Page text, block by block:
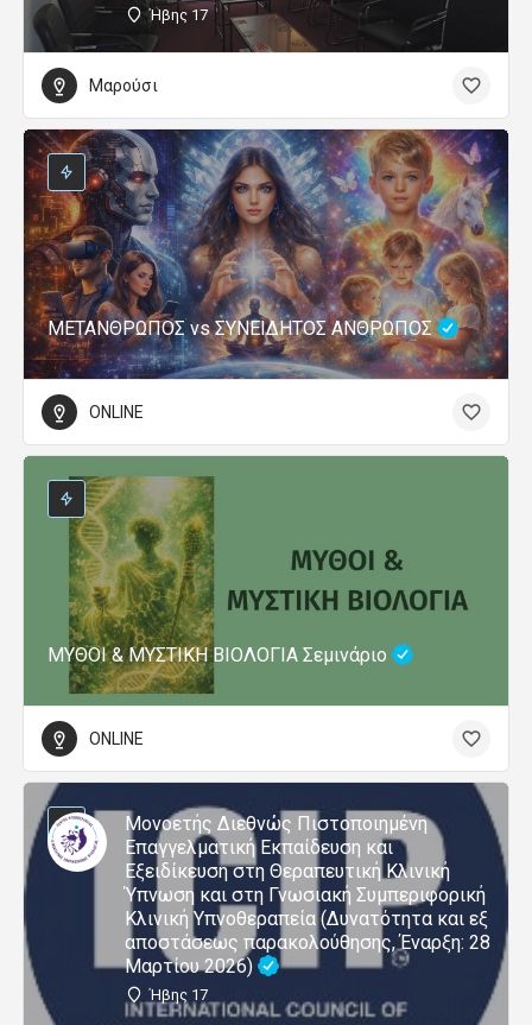
Ήβης 17
Μαρούσι
ΜΕΤΑΝΘΡΩΠΟΣ vs ΣΥΝΕΙΔΗΤΟΣ ΑΝΘΡΩΠΟΣ
ONLINE
ΜΥΘΟΙ & ΜΥΣΤΙΚΗ ΒΙΟΛΟΓΙΑ Σεμινάριο
ONLINE
Μονοετής Διεθνώς Πιστοποιημένη
Επαγγελματική Εκπαίδευση και
Εξειδίκευση στη Θεραπευτική Κλινική
Ύπνωση και στη Γνωσιακή Συμπεριφορική
Κλινική Υπνοθεραπεία (Δυνατότητα και εξ
αποστάσεως παρακολούθησης, Έναρξη: 28
Μαρτίου 2026)
Ήβης 17